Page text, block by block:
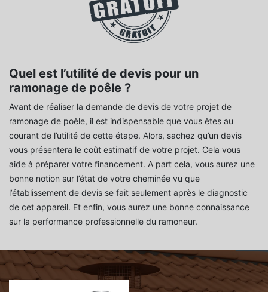
Quel est l’utilité de devis pour un
ramonage de poêle ?
Avant de réaliser la demande de devis de votre projet de
ramonage de poêle, il est indispensable que vous êtes au
courant de l’utilité de cette étape. Alors, sachez qu’un devis
vous présentera le coût estimatif de votre projet. Cela vous
aide à préparer votre financement. A part cela, vous aurez une
bonne notion sur l’état de votre cheminée vu que
l’établissement de devis se fait seulement après le diagnostic
de cet appareil. Et enfin, vous aurez une bonne connaissance
sur la performance professionnelle du ramoneur.